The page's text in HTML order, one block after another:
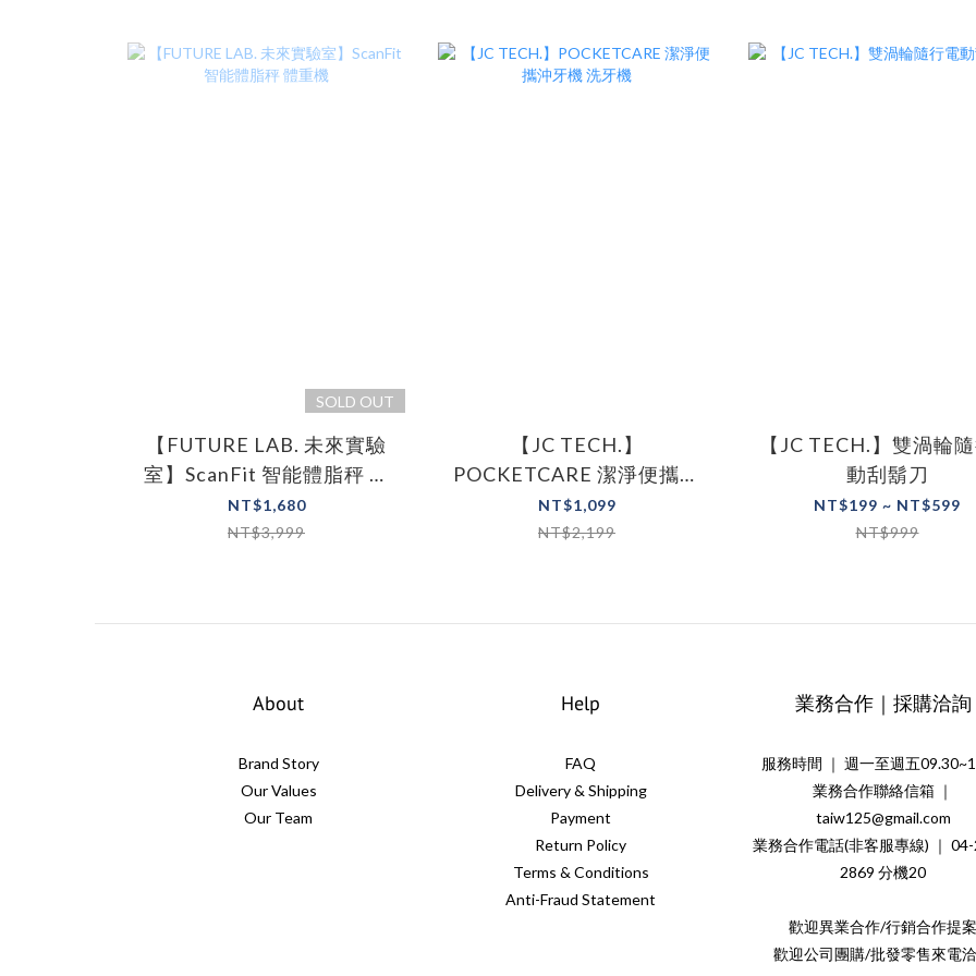
SOLD OUT
【FUTURE LAB. 未來實驗
室】ScanFit 智能體脂秤 體
重機
NT$1,680
NT$3,999
【JC TECH.】
POCKETCARE 潔淨便攜沖
牙機 洗牙機
NT$1,099
NT$2,199
【JC TECH.】雙渦輪
動刮鬍刀
NT$199 ~ NT$599
NT$999
About
Brand Story
Our Values
Our Team
Help
FAQ
Delivery & Shipping
Payment
Return Policy
Terms & Conditions
Anti-Fraud Statement
業務合作｜採購洽詢
服務時間 ｜ 週一至週五
業務合作聯絡信箱 ｜
taiw125@gmail.com
業務合作電話(非客服專線) ｜
2869 分機20
歡迎異業合作/行銷合作提
歡迎公司團購/批發零售來電